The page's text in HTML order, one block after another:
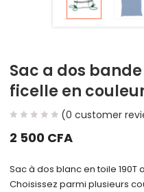
Sac a dos
ficelle en
(0 customer
2 500 CFA
Sac à dos blanc en toile
Choisissez parmi plusieurs